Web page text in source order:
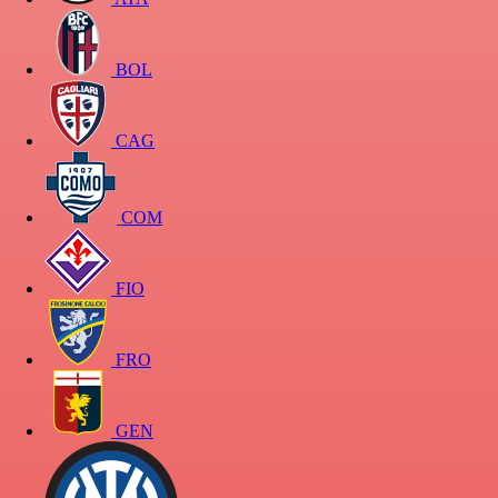
BOL
CAG
COM
FIO
FRO
GEN